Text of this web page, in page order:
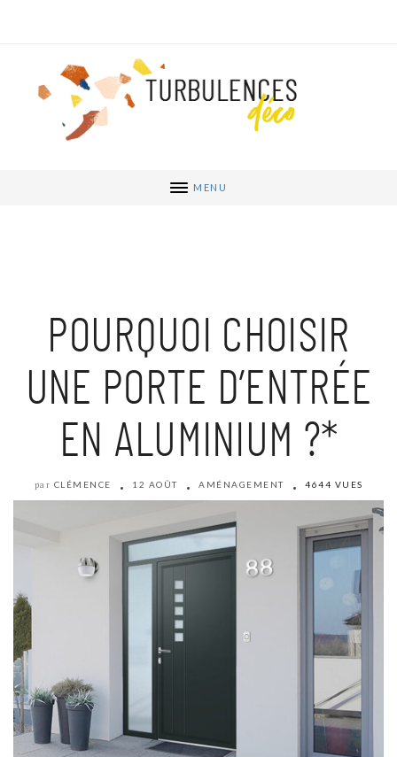
MENU
POURQUOI CHOISIR
UNE PORTE D’ENTRÉE
EN ALUMINIUM ?*
par CLÉMENCE 12 AOÛT AMÉNAGEMENT 4644 VUES